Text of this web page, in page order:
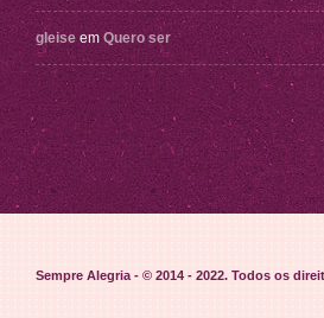
gleise em Quero ser
Sempre Alegria - © 2014 - 2022. Todos os